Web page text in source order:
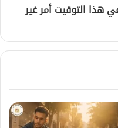
هذا التوقيت أمر غير